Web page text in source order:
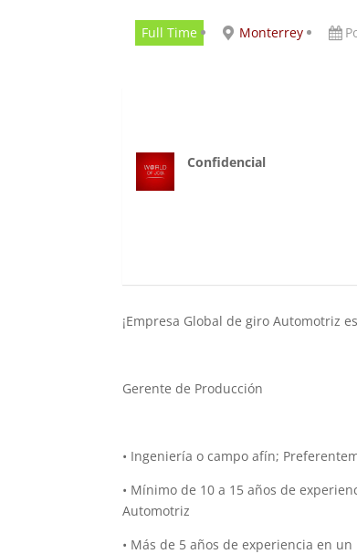
Full Time Monterrey
Confidencial
¡Empresa Global de giro Automotriz
Gerente de Producción
• Ingeniería o campo afín;
• Mínimo de 10 a 15 años de
Automotriz
• Más de 5 años de experiencia en